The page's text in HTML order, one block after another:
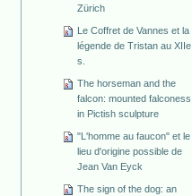
Zürich
Le Coffret de Vannes et la
légende de Tristan au XIIe
s.
The horseman and the
falcon: mounted falconess
in Pictish sculpture
"L'homme au faucon" et le
lieu d'origine possible de
Jean Van Eyck
The sign of the dog: an